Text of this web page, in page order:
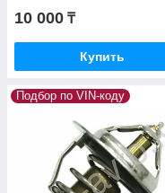
10 000 ₸
Купить
Подбор по VIN-коду